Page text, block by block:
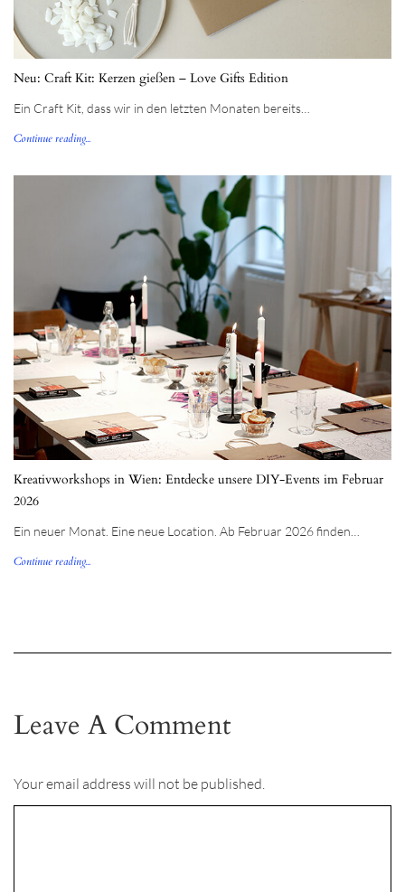
Neu: Craft Kit: Kerzen gießen – Love Gifts Edition
Ein Craft Kit, dass wir in den letzten Monaten bereits…
Continue reading...
Kreativworkshops in Wien: Entdecke unsere DIY-Events im Februar
2026
Ein neuer Monat. Eine neue Location. Ab Februar 2026 finden…
Continue reading...
Leave A Comment
Your email address will not be published.